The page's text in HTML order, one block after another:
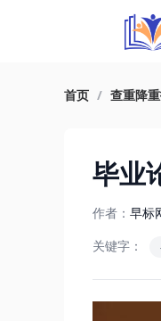
首页 / 查重降
毕业
作者： 早标
关键字：